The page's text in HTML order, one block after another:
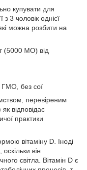
купувати для
3 чоловік однієї
можна розбити на
(5000 МО) від
ГМО, без сої
перевіреним
відповідає
практики
вітаміну D. Іноді
він
світла. Вітамін D є